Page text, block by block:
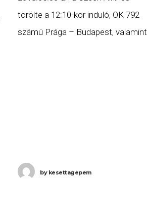
törölte a 12:10-kor induló, OK 792
számú Prága – Budapest, valamint
bykesettagepem